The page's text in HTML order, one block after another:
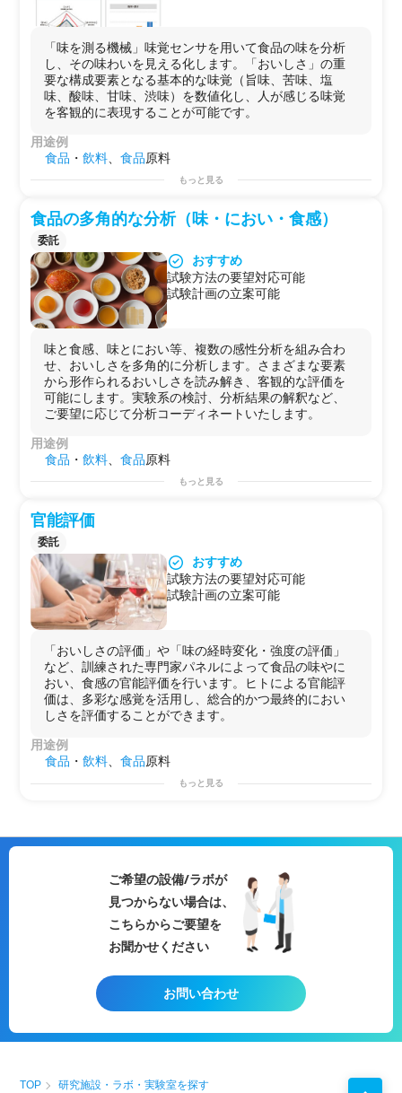
「味を測る機械」味覚センサを用いて食品の味を分析
し、その味わいを見える化します。「おいしさ」の重
要な構成要素となる基本的な味覚（旨味、苦味、塩
味、酸味、甘味、渋味）を数値化し、人が感じる味覚
を客観的に表現することが可能です。
用途例
食品 ・飲料 、食品原料
もっと見る
食品の多角的な分析（味・におい・食感）
委託
おすすめ
試験方法の要望対応可能
試験計画の立案可能
味と食感、味とにおい等、複数の感性分析を組み合わ
せ、おいしさを多角的に分析します。さまざまな要素
から形作られるおいしさを読み解き、客観的な評価を
可能にします。実験系の検討、分析結果の解釈など、
ご要望に応じて分析コーディネートいたします。
用途例
食品 ・飲料 、食品原料
もっと見る
官能評価
委託
おすすめ
試験方法の要望対応可能
試験計画の立案可能
「おいしさの評価」や「味の経時変化・強度の評価」
など、訓練された専門家パネルによって食品の味やに
おい、食感の官能評価を行います。ヒトによる官能評
価は、多彩な感覚を活用し、総合的かつ最終的におい
しさを評価することができます。
用途例
食品 ・飲料、食品原料
もっと見る
ご希望の設備/ラボが
見つからない場合は、
こちらからご要望を
お聞かせください
お問い合わせ
TOP 研究施設・ラボ・実験室を探す